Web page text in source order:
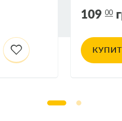
фильтр в
109 00